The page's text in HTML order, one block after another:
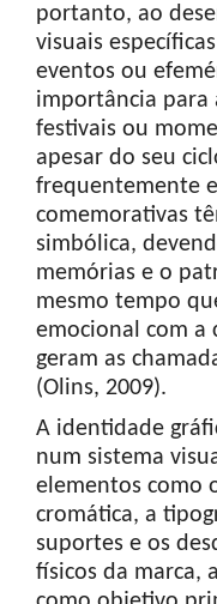
portanto, ao
visuais
eventos ou
importância para
festivais ou
apesar do seu
frequentemente
comemorativas
simbólica,
memórias e o
mesmo tempo
emocional com a
geram as
(Olins, 2009).
A identidade
num sistema
elementos como
cromática, a
suportes e os
físicos da marca,